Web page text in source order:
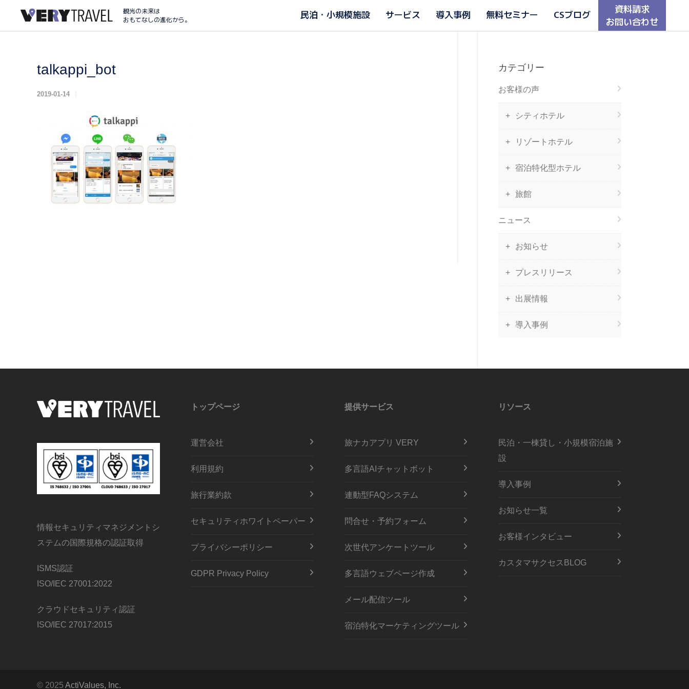
観光の未来は
おもてなしの進化から。
民泊・小規模施設 サービス 導入事例 無料セミナー CSブログ
資料請求
お問い合わせ
talkappi_bot
2019-01-14
カテゴリー
お客様の声
シティホテル
リゾートホテル
宿泊特化型ホテル
旅館
ニュース
お知らせ
プレスリリース
出展情報
導入事例
情報セキュリティマネジメントシ
ステムの国際規格の認証取得
ISMS認証
ISO/IEC 27001:2022
クラウドセキュリティ認証
ISO/IEC 27017:2015
トップページ
運営会社
利用規約
旅行業約款
セキュリティホワイトペーパー
プライバシーポリシー
GDPR Privacy Policy
提供サービス
旅ナカアプリ VERY
多言語AIチャットボット
連動型FAQシステム
問合せ・予約フォーム
次世代アンケートツール
多言語ウェブページ作成
メール配信ツール
宿泊特化マーケティングツール
リソース
民泊・一棟貸し・小規模宿泊施
設
導入事例
お知らせ一覧
お客様インタビュー
カスタマサクセスBLOG
© 2025 ActiValues, Inc.